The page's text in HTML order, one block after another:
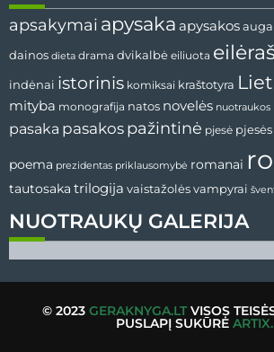
NUOTRAUKŲ GALERIJA
apsakymai apysaka apysakos
dainos dieta drama dvikalbė eiliuota
indėnai istorinis komiksai kraštotyra
mityba monografija natos novelės nuotraukos
pasaka pasakos pažintinė pjesė pjesės
poema prezidentas priklausomybė romanai
tautosaka trilogija vaistažolėsvampyrai
© 2023 GERAKNYGA.LTVISOS
PUSLAPĮ SUKŪRĖ